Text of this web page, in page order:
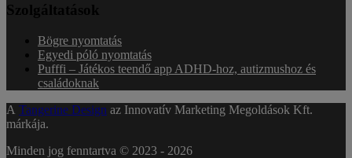
Szolgáltatások
Bögre nyomtatás
Egyedi póló nyomtatás
Pufffi – Játékos teendő app ADHD-hoz, autizmushoz és
családoknak
A Tangerine Design az Innovatív Marketing Megoldások Kft.
márkája.
Minden jog fenntartva © 2023 - 2026